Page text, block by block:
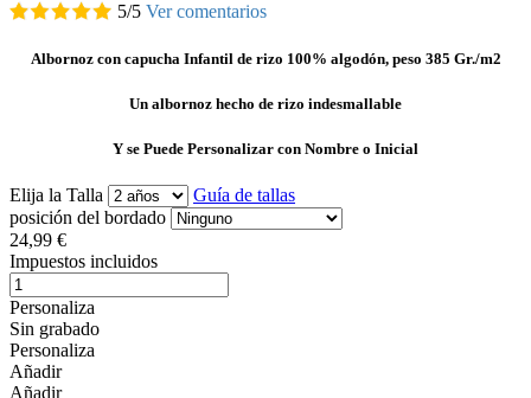
5/5 Ver comentarios
Albornoz con capucha Infantil de rizo 100% algodón, peso 385 Gr./m2
Un albornoz hecho de rizo indesmallable
Y se Puede Personalizar con Nombre o Inicial
Elija la Talla
Guía de tallas
posición del bordado
24,99 €
Impuestos incluidos
Personaliza
Sin grabado
Personaliza
Añadir
Añadir